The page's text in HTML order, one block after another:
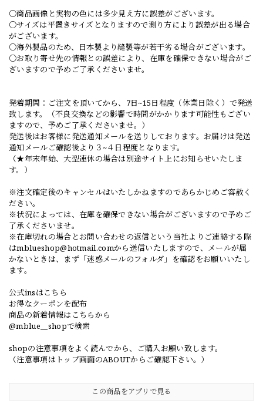
○商品画像と実物の色には多少見え方に誤差がございます。
○サイズは平置きサイズとなりますので測り方により誤差が出る場合
がございます。
○海外製品のため、日本製より縫製等が若干劣る場合がございます。
○お取り寄せ先の情報との誤差により、在庫を確保できない場合がご
ざいますので予めご了承くださいませ。
発着期間：ご注文を頂いてから、7日~15日程度（休業日除く）で発送
致します。（不良交換などの影響で時間がかかります可能性もござい
ますので、予めご了承くださいませ。）
発送後はお客様に発送通知メールを送りしております。お届けは発送
通知メールご確認後より３~４日程度となります。
（★年末年始、大型連休の場合は別途サイト上にお知らせいたしま
す。）
※注文確定後のキャンセルはいたしかねますのであらかじめご容赦く
ださい。
※状況によっては、在庫を確保できない場合がございますので予めご
了承くださいませ。
※在庫切れの場合とお問い合わせの返信という当社よりご連絡する際
はmblueshop@hotmail.comから送信いたしますので、メールが届
かないときは、まず「迷惑メールのフォルダ」を確認をお願いいたし
ます。
公式insはこちら
お得なクーポンを配布
商品の新着情報はこちらから
@mblue__shopで検索
shopの注意事項をよく読んでから、ご購入お願い致します。
（注意事項はトップ画面のABOUTからご確認下さい。）
この商品をアプリで見る